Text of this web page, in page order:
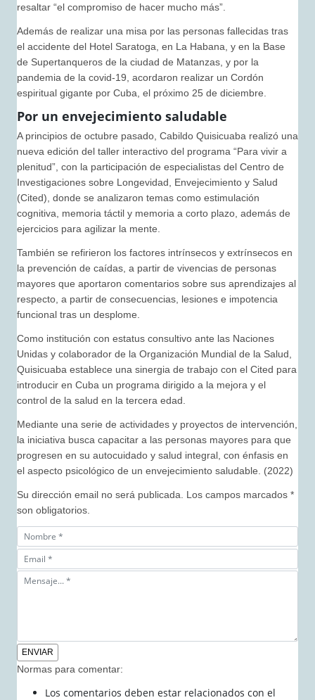
resaltar “el compromiso de hacer mucho más”.
Además de realizar una misa por las personas fallecidas tras
el accidente del Hotel Saratoga, en La Habana, y en la Base
de Supertanqueros de la ciudad de Matanzas, y por la
pandemia de la covid-19, acordaron realizar un Cordón
espiritual gigante por Cuba, el próximo 25 de diciembre.
Por un envejecimiento saludable
A principios de octubre pasado, Cabildo Quisicuaba realizó una
nueva edición del taller interactivo del programa “Para vivir a
plenitud”, con la participación de especialistas del Centro de
Investigaciones sobre Longevidad, Envejecimiento y Salud
(Cited), donde se analizaron temas como estimulación
cognitiva, memoria táctil y memoria a corto plazo, además de
ejercicios para agilizar la mente.
También se refirieron los factores intrínsecos y extrínsecos en
la prevención de caídas, a partir de vivencias de personas
mayores que aportaron comentarios sobre sus aprendizajes al
respecto, a partir de consecuencias, lesiones e impotencia
funcional tras un desplome.
Como institución con estatus consultivo ante las Naciones
Unidas y colaborador de la Organización Mundial de la Salud,
Quisicuaba establece una sinergia de trabajo con el Cited para
introducir en Cuba un programa dirigido a la mejora y el
control de la salud en la tercera edad.
Mediante una serie de actividades y proyectos de intervención,
la iniciativa busca capacitar a las personas mayores para que
progresen en su autocuidado y salud integral, con énfasis en
el aspecto psicológico de un envejecimiento saludable. (2022)
Su dirección email no será publicada. Los campos marcados *
son obligatorios.
Normas para comentar:
Los comentarios deben estar relacionados con el